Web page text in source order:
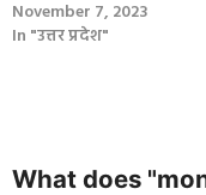
November 7, 2023
In "उत्तर प्रदेश"
What does